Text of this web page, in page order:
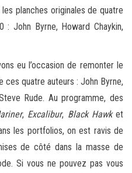
planches originales de quatre
: John Byrne, Howard Chaykin,
eu l’occasion de remonter le
quatre auteurs : John Byrne,
Rude. Au programme, des
, Excalibur, Black Hawket
les portfolios, on est ravis de
de côté dans la masse de
Si vous ne pouvez pas vous